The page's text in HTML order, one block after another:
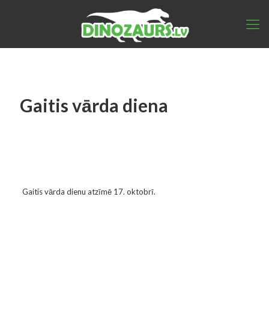
Gaitis vārda diena
Gaitis vārda dienu atzīmē 17. oktobrī.